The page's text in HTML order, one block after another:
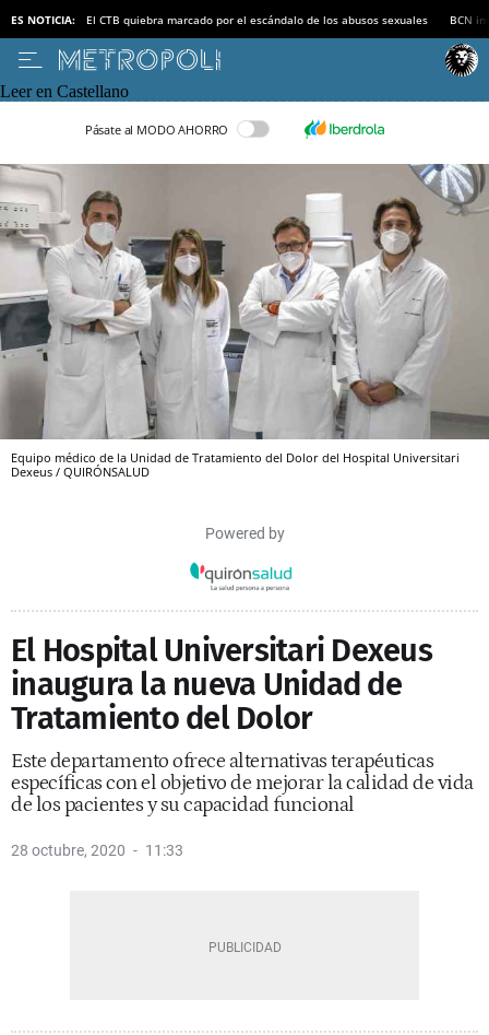
ES NOTICIA: El CTB quiebra marcado por el escándalo de los abusos sexuales BCN
Leer en Castellano
Pásate al MODO AHORRO
Equipo médico de la Unidad de Tratamiento del Dolor del Hospital Universitari
Dexeus / QUIRÓNSALUD
Powered by
El Hospital Universitari Dexeus
inaugura la nueva Unidad de
Tratamiento del Dolor
Este departamento ofrece alternativas terapéuticas
específicas con el objetivo de mejorar la calidad de vida
de los pacientes y su capacidad funcional
28 octubre, 2020 11:33